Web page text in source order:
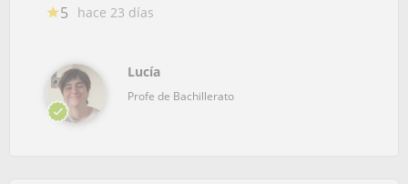
5 hace 23 días
Lucía
Profe de Bachillerato